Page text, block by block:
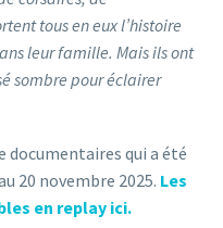
tous en eux l’histoire
leur famille. Mais ils ont
sombre pour éclairer
documentaires qui a été
20 novembre 2025. Les
en replay ici.